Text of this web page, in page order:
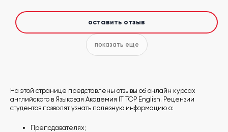
Добавить
школу
показать еще
оставить отзыв
На этой странице представлены отзывы об онлайн курсах
английского в Языковая Академия IT TOP English. Рецензии
студентов позволят узнать полезную информацию о:
Преподавателях;